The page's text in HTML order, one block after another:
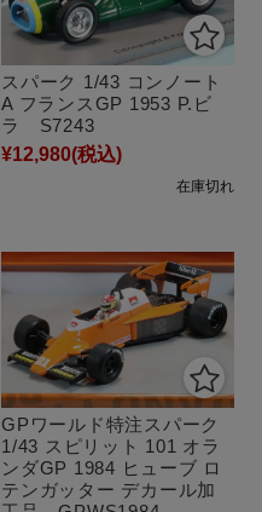
スパーク 1/43 コンノート
A フランスGP 1953 P.ビ
ラ S7243
¥12,980(税込)
在庫切れ
GPワールド特注スパーク
1/43 スピリット 101 オラ
ンダGP 1984 ヒューブ ロ
テンガッター デカール加